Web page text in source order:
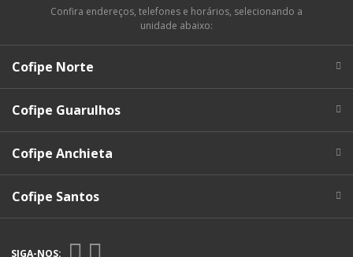
Confira endereços, telefones e horários, selecionando a
unidade abaixo:
Cofipe Norte
Cofipe Guarulhos
Cofipe Anchieta
Cofipe Santos
SIGA-NOS: